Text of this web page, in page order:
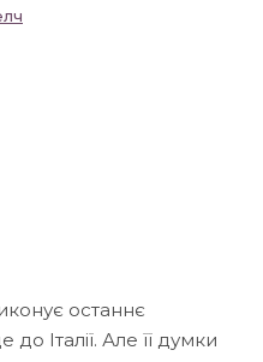
останнє
Італії. Але її думки